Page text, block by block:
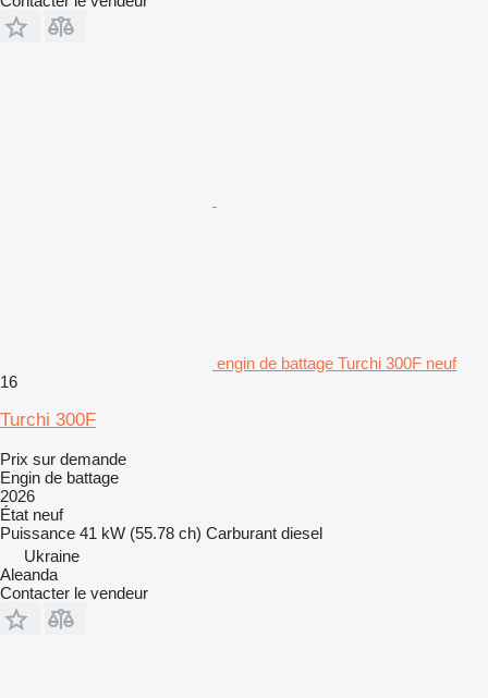
engin de battage Turchi 300F neuf
16
Turchi 300F
Prix sur demande
Engin de battage
2026
État neuf
Puissance 41 kW (55.78 ch) Carburant diesel
Ukraine
Aleanda
Contacter le vendeur